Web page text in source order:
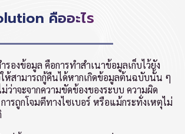
คืออะไร
รองข้อมูล คือการทำสำเนาข้อมูลเก็บไว้ยัง
ห้สามารถกู้คืนได้หากเกิดข้อมูลต้นฉบับนั้น ๆ
ม่ว่าจะจากความขัดข้องของระบบ ความผิด
ารถูกโจมตีทางไซเบอร์ หรือแม้กระทั่งเหตุไม่